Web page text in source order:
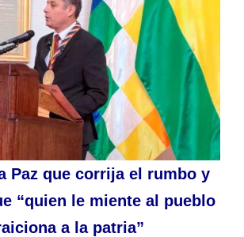
Paz que corrija el rumbo y
“quien le miente al pueblo
a la patria”